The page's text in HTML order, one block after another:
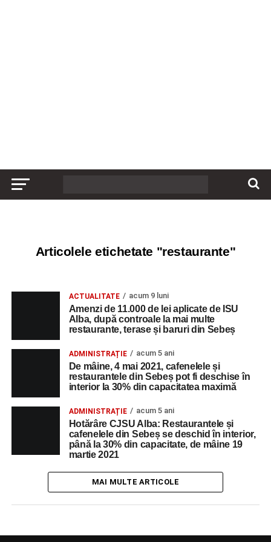
Articolele etichetate "restaurante"
ACTUALITATE acum 9 luni
Amenzi de 11.000 de lei aplicate de ISU
Alba, după controale la mai multe
restaurante, terase și baruri din Sebeș
ADMINISTRAȚIE acum 5 ani
De mâine, 4 mai 2021, cafenelele și
restaurantele din Sebeș pot fi deschise în
interior la 30% din capacitatea maximă
ADMINISTRAȚIE acum 5 ani
Hotărâre CJSU Alba: Restaurantele și
cafenelele din Sebeș se deschid în interior,
până la 30% din capacitate, de mâine 19
martie 2021
MAI MULTE ARTICOLE